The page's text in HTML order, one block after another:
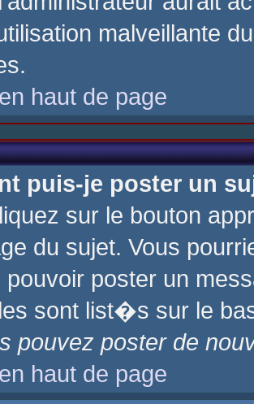
malveillante
haut de page
puis-je poster un
sur le bouton
du sujet. Vous
pouvoir poster un
sont list�s sur le
pouvez poster de
haut de page